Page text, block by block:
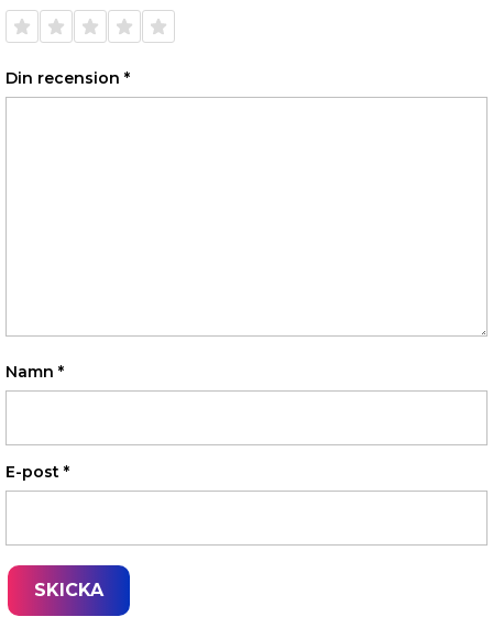
1 av 5
stjärnor
2 av 5
stjärnor
3 av 5
stjärnor
4 av 5
stjärnor
5 av 5
stjärnor
Din recension *
Namn *
E-post *